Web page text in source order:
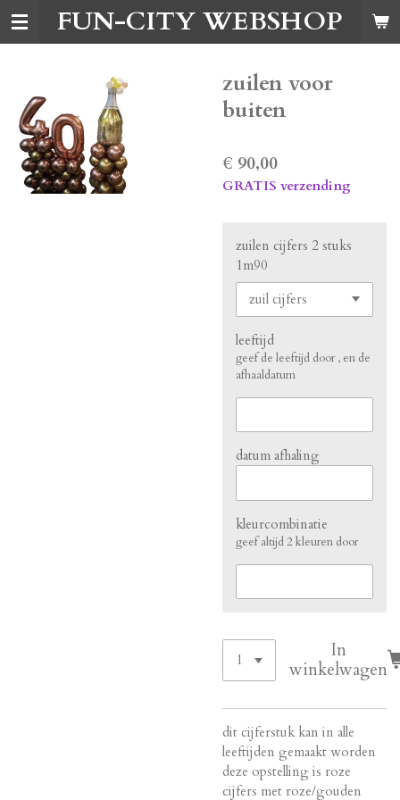
Ga
hoofdinhoud
FUN-CITY WEBSHOP
zuilen voor
buiten
€ 90,00
GRATIS verzending
zuilen cijfers 2 stuks
1m90
leeftijd
geef de leeftijd door , en de
afhaaldatum
datum afhaling
kleurcombinatie
geef altijd 2 kleuren door
In
winkelwagen
dit cijferstuk kan in alle
leeftijden gemaakt worden
deze opstelling is roze
cijfers met roze/gouden